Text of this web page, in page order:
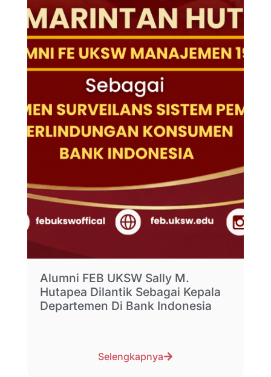
Selengkapnya
Alumni FEB UKSW Sally M.
Hutapea Dilantik Sebagai Kepala
Departemen Di Bank Indonesia